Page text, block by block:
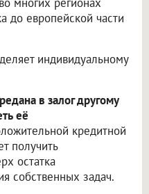
многих регионах
до европейской части
индивидуальному
в залог другому
её
кредитной
получить
остатка
собственных задач.